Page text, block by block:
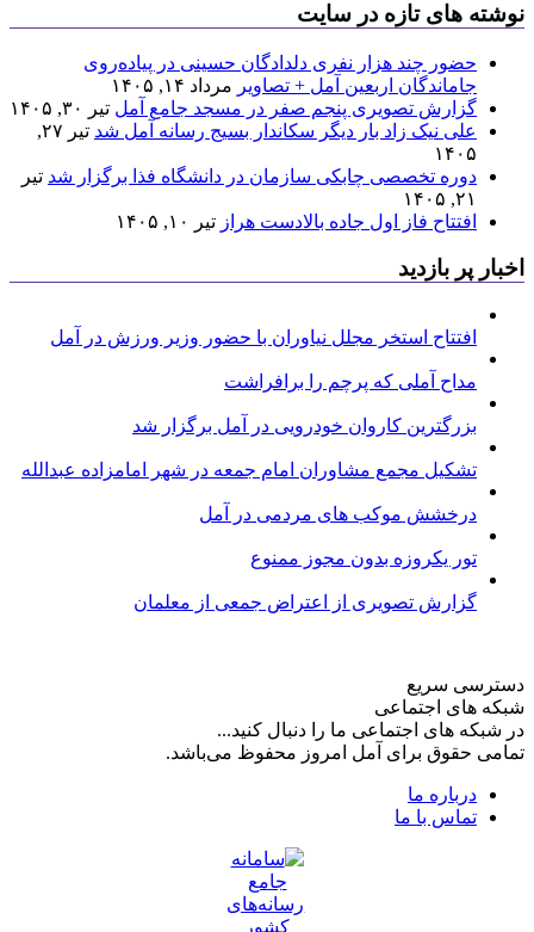
نوشته های تازه در سایت
حضور چند هزار نفری دلدادگان حسینی در پیاده‌روی
جاماندگان اربعین آمل + تصاویر مرداد ۱۴, ۱۴۰۵
گزارش تصویری پنجم صفر در مسجد جامع آمل تیر ۳۰, ۱۴۰۵
علی نیک زاد بار دیگر سکاندار بسیج رسانه آمل شد
تیر ۲۷,
۱۴۰۵
دوره تخصصی چابکی سازمان در دانشگاه فذا برگزار شد تیر
۲۱, ۱۴۰۵
افتتاح فاز اول جاده بالادست هراز تیر ۱۰, ۱۴۰۵
اخبار پر بازدید
افتتاح استخر مجلل نیاوران با حضور وزیر ورزش در آمل
مداح آملی که پرچم را برافراشت
بزرگترین کاروان خودرویی در آمل برگزار شد
تشکیل مجمع مشاوران امام جمعه در شهر امامزاده عبدالله
درخشش موکب های مردمی در آمل
تور یکروزه بدون مجوز ممنوع
گزارش تصویری از اعتراض جمعی از معلمان
دسترسی سریع
شبکه های اجتماعی
در شبکه های اجتماعی ما را دنبال کنید...
تمامی حقوق برای آمل امروز محفوظ می‌باشد.
درباره ما
تماس با ما